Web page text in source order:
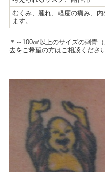
むくみ、腫れ、軽度の痛み、
ます。
＊～100㎠以上のサイズの刺青
去をご希望の方はご相談ください